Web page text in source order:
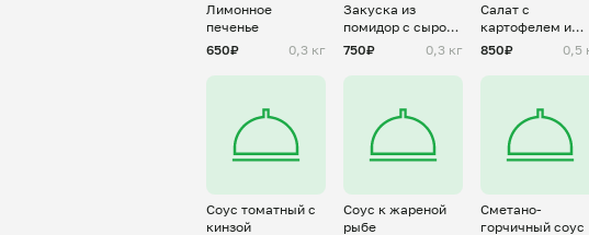
Лимонное
печенье
650₽
0,3 кг
Закуска из
помидор с сыром
и чесноком
750₽ 0,3 кг
Салат с
картофелем и
грибами
850₽ 0,5
Соус томатный с
кинзой
Соус к жареной
рыбе
Сметано-
горчичный соус